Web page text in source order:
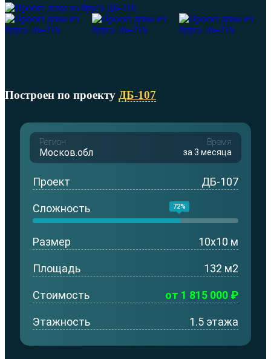
Построен по проекту ДБ-107
Регион Время
Москов.обл за 3 месяца
Проект ДБ-107
Сложность 72%
Размер 10x10 м
Площадь 132 м2
Стоимость от 1 815 000 ₽
Этажность 1.5 этажа